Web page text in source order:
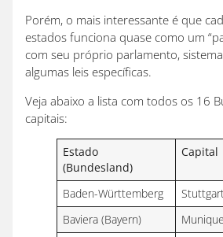
Porém, o mais interessante é que
estados funciona quase como um
com seu próprio parlamento,
algumas leis específicas.
Veja abaixo a lista com todos os 16
capitais:
Estado
(Bundesland)
Capital
Baden-Württemberg
Baviera (Bayern)
Munique